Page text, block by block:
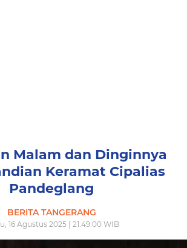
Malam dan Dinginnya
Keramat Cipalias
Pandeglang
BERITA TANGERANG
16 Agustus 2025 | 21.49.00 WIB